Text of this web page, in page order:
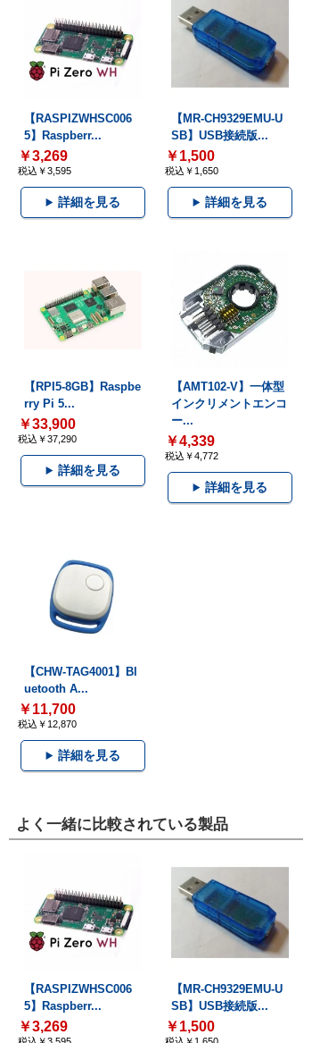
【RASPIZWHSC006
5】Raspberr...
￥3,269
税込￥3,595
詳細を見る
【MR-CH9329EMU-U
SB】USB接続版...
￥1,500
税込￥1,650
詳細を見る
【RPI5-8GB】Raspbe
rry Pi 5...
￥33,900
税込￥37,290
詳細を見る
【AMT102-V】一体型
インクリメントエンコ
ー...
￥4,339
税込￥4,772
詳細を見る
【CHW-TAG4001】Bl
uetooth A...
￥11,700
税込￥12,870
詳細を見る
よく一緒に比較されている製品
【RASPIZWHSC006
5】Raspberr...
￥3,269
【MR-CH9329EMU-U
SB】USB接続版...
￥1,500